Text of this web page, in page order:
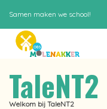
Samen maken we school!
TaleNT2
Welkom bij TaleNT2